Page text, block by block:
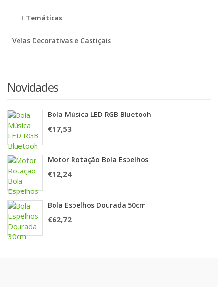
Temáticas
Velas Decorativas e Castiçais
Novidades
Bola Música LED RGB Bluetooh
€17,53
Motor Rotação Bola Espelhos
€12,24
Bola Espelhos Dourada 50cm
€62,72